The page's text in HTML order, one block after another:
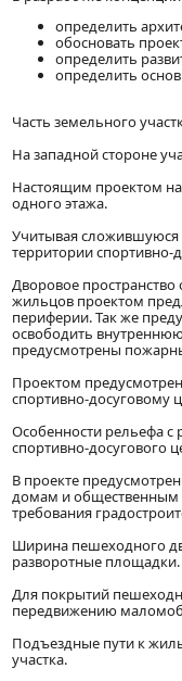
определить
обосновать
определить
определить
Часть земельного
На западной стороне
Настоящим проектом на
одного этажа.
Учитывая сложившуюся
территории спортивно-
Дворовое
жильцов проектом
периферии. Так же
освободить
предусмотрены
Проектом
спортивно-досуговому
Особенности рельефа
спортивно-досугового
В проекте
домам и общественным
требования
Ширина пешеходного
разворотные площадки.
Для покрытий
передвижению
Подъездные пути к
участка.